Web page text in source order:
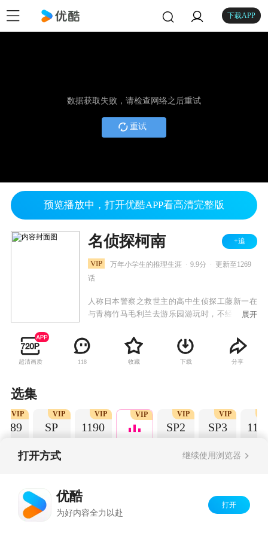
下载APP
数据获取失败，请检查网络之后重试
重试
预览播放中，打开优酷APP看高清完整版
名侦探柯南 +追
VIP 万年小学生的推理生涯 9.9分
更新至1269
话
人称日本警察之救世主的高中生侦探工藤新一在
与青梅竹马毛利兰去游乐园游玩时，不经意中发
踪，并目睹了黑衣人正在进行可疑交易。不料，
却被另一名黑衣人在背后击晕，被强行灌下一种
名为APTX-4869的毒药，致使身体变小。为了在
为“江户川柯南”，并寄住在毛利兰的家中。作为
侦探，柯南实在看不下去毛利小五郎经常做的一
些“发育不良”的错误推理，便帮助毛利小五郎破
展开
超清画质 118 收藏 下载 分享
选集
VIP
SP
VIP
1190
VIP VIP
SP2
VIP
SP3
VIP
打开方式 继续使用浏览器
优酷
为好内容全力以赴
打开